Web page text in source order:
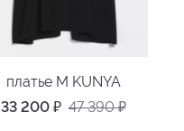
платье M KUNYA
33 200 ₽ 47 390₽